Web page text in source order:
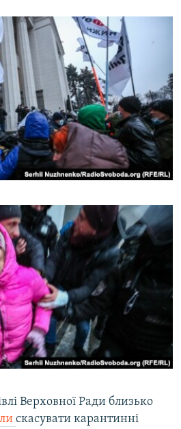
Верховної Ради близько
скасувати карантинні